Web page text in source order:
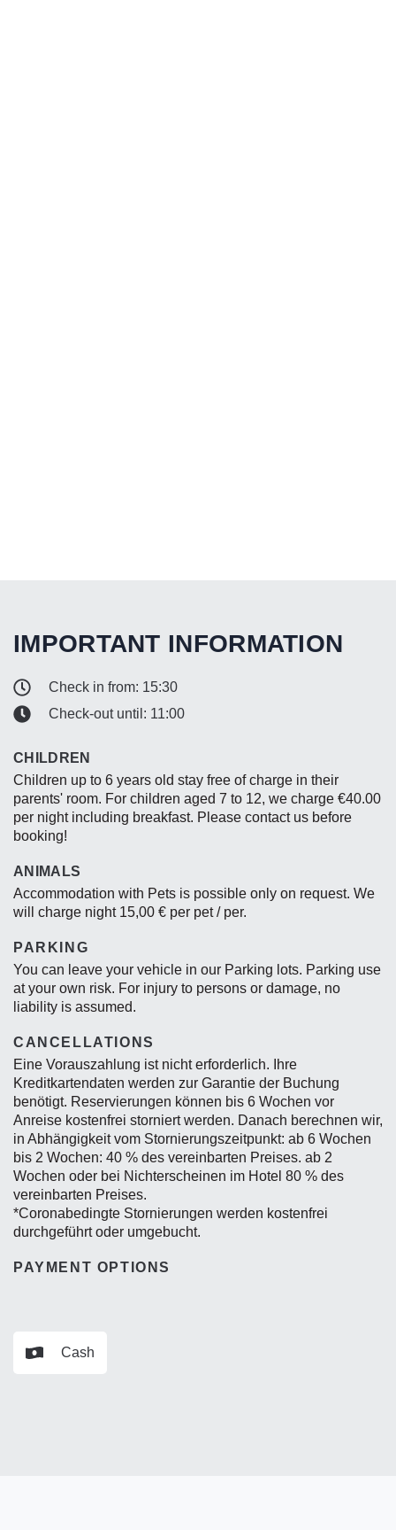
IMPORTANT INFORMATION
Check in from: 15:30
Check-out until: 11:00
CHILDREN
Children up to 6 years old stay free of charge in their
parents' room. For children aged 7 to 12, we charge €40.00
per night including breakfast. Please contact us before
booking!
ANIMALS
Accommodation with Pets is possible only on request. We
will charge night 15,00 € per pet / per.
PARKING
You can leave your vehicle in our Parking lots. Parking use
at your own risk. For injury to persons or damage, no
liability is assumed.
CANCELLATIONS
Eine Vorauszahlung ist nicht erforderlich. Ihre
Kreditkartendaten werden zur Garantie der Buchung
benötigt. Reservierungen können bis 6 Wochen vor
Anreise kostenfrei storniert werden. Danach berechnen wir,
in Abhängigkeit vom Stornierungszeitpunkt: ab 6 Wochen
bis 2 Wochen: 40 % des vereinbarten Preises. ab 2
Wochen oder bei Nichterscheinen im Hotel 80 % des
vereinbarten Preises.
*Coronabedingte Stornierungen werden kostenfrei
durchgeführt oder umgebucht.
PAYMENT OPTIONS
Cash